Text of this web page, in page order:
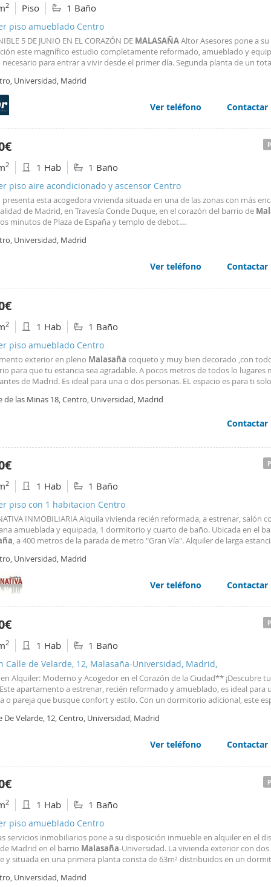
2 Piso 1 Baño
piso amueblado Centro
5 DE JUNIO EN EL CORAZÓN DE MALASAÑAAltor Asesores pone a su
este magnífico estudio completamente reformado, amueblado y
para entrar a vivir desde el primer día. Segunda planta de un
oferta de ocio y restauración en la misma
Universidad, Madrid
Ver teléfono Contactar
2 1 Hab 1 Baño
piso aire acondicionado y ascensor Centro
presenta esta acogedora vivienda situada en una de las zonas con más
de Madrid, en Travesía Conde Duque, en el corazón del barrio de
minutos de Plaza de España y templo de debot.
se distribuye en un amplio hall de entrada, un espacio versátil que
perfectamente a zona de teletrabajo o despacho, salón
Universidad, Madrid
Ver teléfono Contactar
2 1 Hab 1 Baño
piso amueblado Centro
exterior en pleno Malasaña coqueto y muy bien decorado ,con
para que tu estancia sea agradable. A pocos metros de todos lo lugares
de Madrid. Es ideal para una o dos personas. EL espacio es para ti
En el precio están incluidos todos los servicios: luz ,agua, comunidad, wifi
de las Minas 18, Centro, Universidad, Madrid
Contactar
2 1 Hab 1 Baño
piso con 1 habitacion Centro
INMOBILIARIA Alquila vivienda recién reformada, a estrenar, salón
amueblada y equipada, 1 dormitorio y cuarto de baño. Ubicada en el
, a 400 metros de la parada de metro "Gran Vía". Alquiler de larga
Universidad, Madrid
Ver teléfono Contactar
2 1 Hab 1 Baño
Calle de Velarde, 12, Malasaña-Universidad, Madrid,
en Alquiler: Moderno y Acogedor en el Corazón de la Ciudad** ¡Descubre
apartamento a estrenar, recién reformado y amueblado, es ideal para
o pareja que busque confort y estilo. Con un dormitorio adicional, este
disfrutarás de una localización
De Velarde, 12, Centro, Universidad, Madrid
Ver teléfono Contactar
2 1 Hab 1 Baño
piso amueblado Centro
servicios inmobiliarios pone a su disposición inmueble en alquiler en el
Madrid en el barrio Malasaña-Universidad. La vivienda exterior con
y situada en una primera planta consta de 63m² distribuidos en un
y salòn , calefacción y agua caliente
Universidad, Madrid